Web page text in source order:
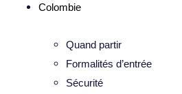
Colombie
Quand partir
Formalités d’entrée
Sécurité